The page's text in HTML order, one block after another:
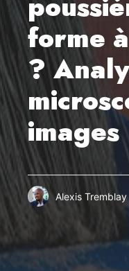
forme
?
images
Alexis Tremblay